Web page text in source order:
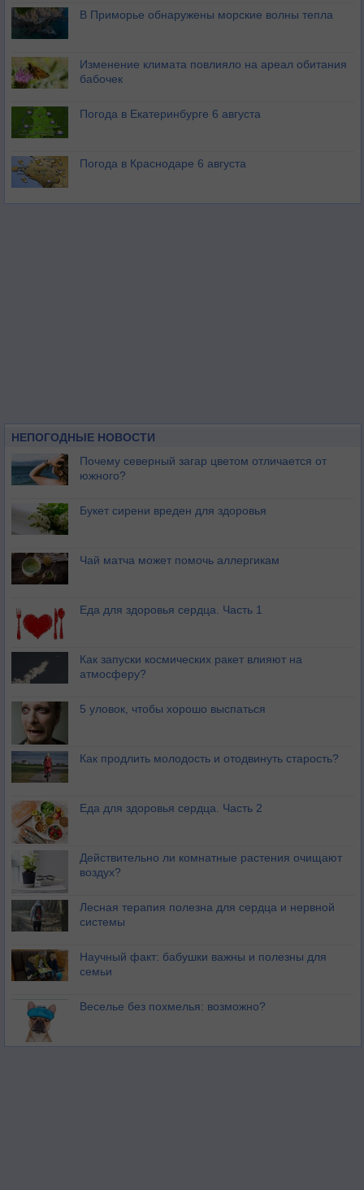
В Приморье обнаружены морские волны тепла
Изменение климата повлияло на ареал обитания
бабочек
Погода в Екатеринбурге 6 августа
Погода в Краснодаре 6 августа
НЕПОГОДНЫЕ НОВОСТИ
Почему северный загар цветом отличается от
южного?
Букет сирени вреден для здоровья
Чай матча может помочь аллергикам
Еда для здоровья сердца. Часть 1
Как запуски космических ракет влияют на
атмосферу?
5 уловок, чтобы хорошо выспаться
Как продлить молодость и отодвинуть старость?
Еда для здоровья сердца. Часть 2
Действительно ли комнатные растения очищают
воздух?
Лесная терапия полезна для сердца и нервной
системы
Научный факт: бабушки важны и полезны для
семьи
Веселье без похмелья: возможно?